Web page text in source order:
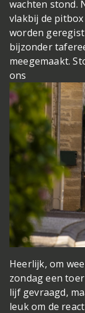
wachten stond.
vlakbij de pitbox
worden
bijzonder
meegemaakt.
ons
Heerlijk, om
zondag een
lijf gevraagd,
leuk om de